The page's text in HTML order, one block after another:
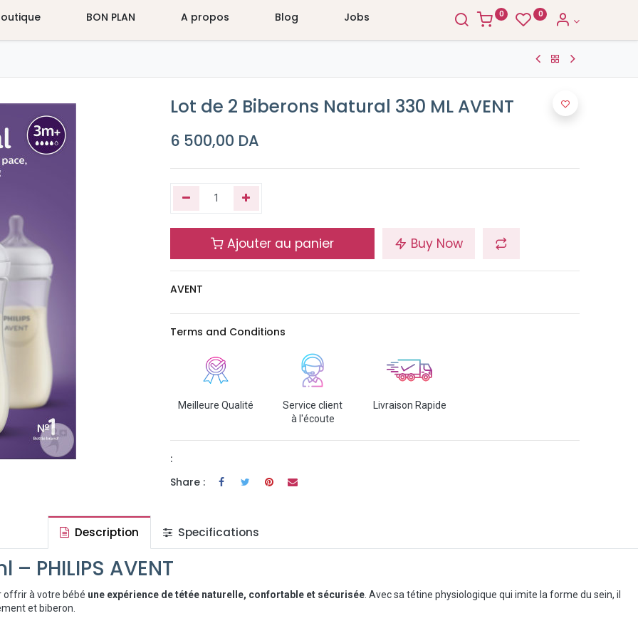
BON PLAN A propos Blog Jobs 0 0
Lot de 2 Biberons Natural 330 ML AVENT
6 500,00 DA
Ajouter au panier Buy Now
AVENT
Terms and Conditions
Meilleure Qualité
Service client
à l'écoute
Livraison Rapide
:
Share :
Description Specifications
PHILIPS AVENT
offrir à votre bébé une expérience de tétée naturelle, confortable et sécurisée. Avec sa tétine physiologique qui imite la forme du sein, il
et biberon.